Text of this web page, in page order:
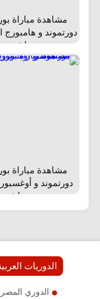
مشاهدة مباراة
دورتموند و هامبورج
مباشر
مشاهدة مباراة
دورتموند و
بث مباشر
الدوريات
الدوري